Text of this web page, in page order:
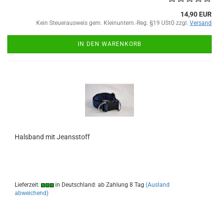
14,90 EUR
Kein Steuerausweis gem. Kleinuntern.-Reg. §19 UStG zzgl. Versand
IN DEN WARENKORB
Halsband mit Jeansstoff
Lieferzeit: in Deutschland: ab Zahlung 8 Tag (Ausland
abweichend)